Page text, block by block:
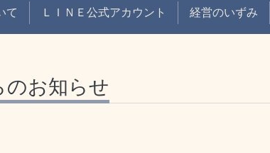
て ＬＩＮＥ公式アカウント 経営のいずみ
のお知らせ